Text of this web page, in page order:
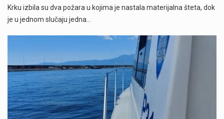
Krku izbila su dva požara u kojima je nastala materijalna šteta, dok
je u jednom slučaju jedna…